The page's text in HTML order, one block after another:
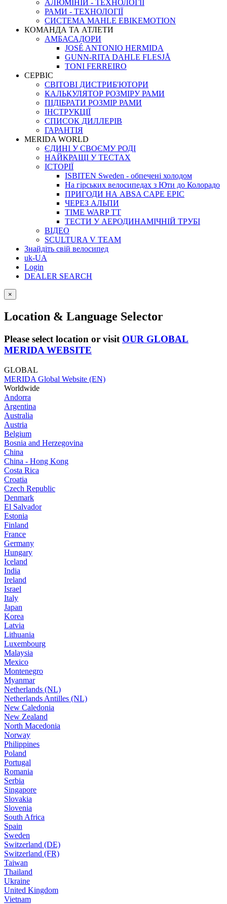
АЛЮМІНІЙ - ТЕХНОЛОГІЇ
РАМИ - ТЕХНОЛОГІЇ
СИСТЕМА MAHLE EBIKEMOTION
КОМАНДА ТА АТЛЕТИ
АМБАСАДОРИ
JOSÉ ANTONIO HERMIDA
GUNN-RITA DAHLE FLESJÅ
TONI FERREIRO
СЕРВІС
СВІТОВІ ДИСТРИБ'ЮТОРИ
КАЛЬКУЛЯТОР РОЗМIРУ РАМИ
ПІДІБРАТИ РОЗМІР РАМИ
IНСТРУКЦIЇ
СПИСОК ДИЛЛЕРІВ
ГАРАНТIЯ
MERIDA WORLD
ЄДИНI У СВОЄМУ РОДI
НАЙКРАЩІ У ТЕСТАХ
ІСТОРІЇ
ISBITEN Sweden - обпечені холодом
На гірських велосипедах з Юти до Колорадо
ПРИГОДИ НА ABSA CAPE EPIC
ЧЕРЕЗ АЛЬПИ
TIME WARP TT
ТЕСТИ У АЕРОДИНАМІЧНІЙ ТРУБІ
ВІДЕО
SCULTURA V TEAM
Знайдіть свій велосипед
uk-UA
Login
DEALER SEARCH
×
Location & Language Selector
Please select location or visit OUR GLOBAL
MERIDA WEBSITE
GLOBAL
MERIDA Global Website (EN)
Worldwide
Andorra
Argentina
Australia
Austria
Belgium
Bosnia and Herzegovina
China
China - Hong Kong
Costa Rica
Croatia
Czech Republic
Denmark
El Salvador
Estonia
Finland
France
Germany
Hungary
Iceland
India
Ireland
Israel
Italy
Japan
Korea
Latvia
Lithuania
Luxembourg
Malaysia
Mexico
Montenegro
Myanmar
Netherlands (NL)
Netherlands Antilles (NL)
New Caledonia
New Zealand
North Macedonia
Norway
Philippines
Poland
Portugal
Romania
Serbia
Singapore
Slovakia
Slovenia
South Africa
Spain
Sweden
Switzerland (DE)
Switzerland (FR)
Taiwan
Thailand
Ukraine
United Kingdom
Vietnam